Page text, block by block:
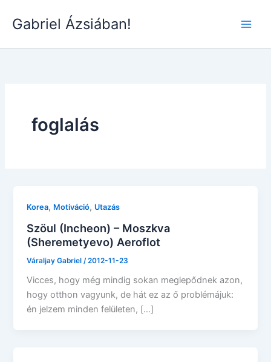
Gabriel Ázsiában!
foglalás
Korea, Motiváció, Utazás
Szöul (Incheon) – Moszkva
(Sheremetyevo) Aeroflot
Váraljay Gabriel /2012-11-23
Vicces, hogy még mindig sokan meglepődnek azon,
hogy otthon vagyunk, de hát ez az ő problémájuk:
én jelzem minden felületen, […]